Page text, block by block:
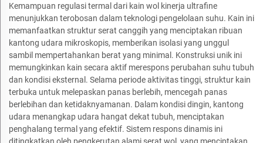
Kemampuan regulasi termal dari kain wol kinerja ultrafine
menunjukkan terobosan dalam teknologi pengelolaan suhu. Kain ini
memanfaatkan struktur serat canggih yang menciptakan ribuan
kantong udara mikroskopis, memberikan isolasi yang unggul
sambil mempertahankan berat yang minimal. Konstruksi unik ini
memungkinkan kain secara aktif merespons perubahan suhu tubuh
dan kondisi eksternal. Selama periode aktivitas tinggi, struktur kain
terbuka untuk melepaskan panas berlebih, mencegah panas
berlebihan dan ketidaknyamanan. Dalam kondisi dingin, kantong
udara menangkap udara hangat dekat tubuh, menciptakan
penghalang termal yang efektif. Sistem respons dinamis ini
ditingkatkan oleh pengkerutan alami serat wol, yang menciptakan